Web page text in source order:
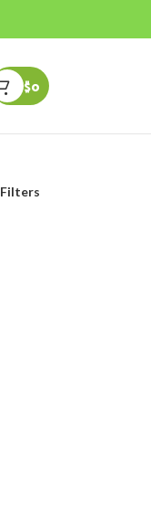
$0
Filters